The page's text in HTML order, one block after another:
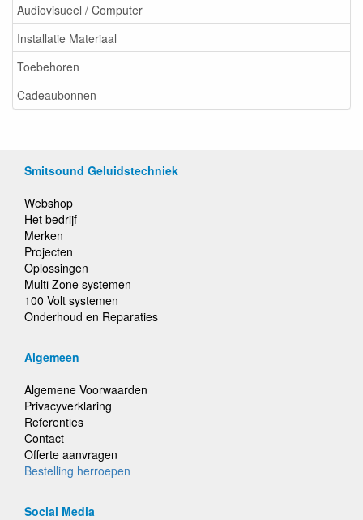
Audiovisueel / Computer
Installatie Materiaal
Toebehoren
Cadeaubonnen
Smitsound Geluidstechniek
Webshop
Het bedrijf
Merken
Projecten
Oplossingen
Multi Zone systemen
100 Volt systemen
Onderhoud en Reparaties
Algemeen
Algemene Voorwaarden
Privacyverklaring
Referenties
Contact
Offerte aanvragen
Bestelling herroepen
Social Media